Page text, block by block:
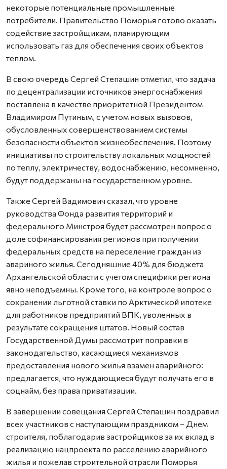
некоторые потенциальные промышленные
потребители. Правительство Поморья готово оказать
содействие застройщикам, планирующим
использовать газ для обеспечения своих объектов
теплом.
В свою очередь Сергей Степашин отметил, что задача
по децентрализации источников энергоснабжения
поставлена в качестве приоритетной Президентом
Владимиром Путиным, с учетом новых вызовов,
обусловленных совершенствованием системы
безопасности объектов жизнеобеспечения. Поэтому
инициативы по строительству локальных мощностей
по теплу, электричеству, водоснабжению, несомненно,
будут поддержаны на государственном уровне.
Также Сергей Вадимович сказал, что уровне
руководства Фонда развития территорий и
федерального Минстроя будет рассмотрен вопрос о
доле софинансирования регионов при получении
федеральных средств на переселение граждан из
авариного жилья. Сегодняшние 40% для бюджета
Архангельской области с учетом специфики региона
явно неподъемны. Кроме того, на контроле вопрос о
сохранении льготной ставки по Арктической ипотеке
для работников предприятий ВПК, уволенных в
результате сокращения штатов. Новый состав
Государственной Думы рассмотрит поправки в
законодательство, касающиеся механизмов
предоставления нового жилья взамен аварийного:
предлагается, что нуждающиеся будут получать его в
соцнайм, без права приватизации.
В завершении совещания Сергей Степашин поздравил
всех участников с наступающим праздником – Днем
строителя, поблагодарив застройщиков за их вклад в
реализацию нацпроекта по расселению аварийного
жилья и пожелав строительной отрасли Поморья